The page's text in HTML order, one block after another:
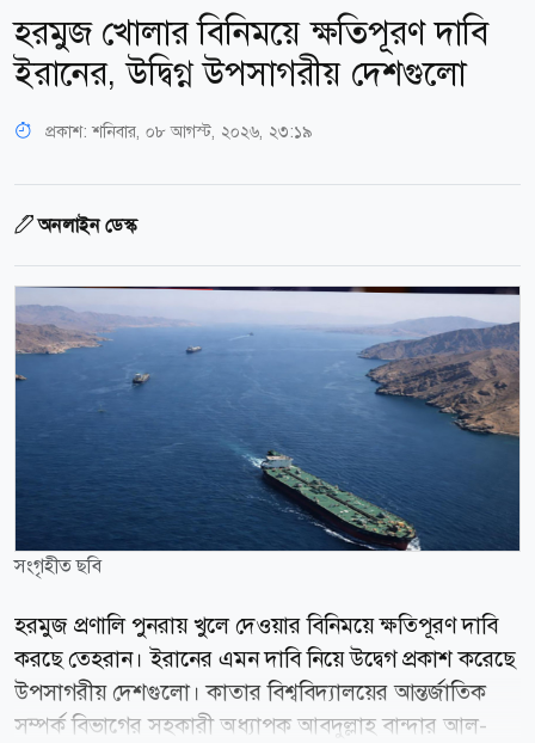
হরমুজ খোলার বিনিময়ে ক্ষতিপূরণ দাবি
ইরানের, উদ্বিগ্ন উপসাগরীয় দেশগুলো
প্রকাশ:শনিবার, ০৮ আগস্ট, ২০২৬, ২৩:১৯
অনলাইন ডেস্ক
সংগৃহীত ছবি
হরমুজ প্রণালি পুনরায় খুলে দেওয়ার বিনিময়ে ক্ষতিপূরণ দাবি
করছে তেহরান। ইরানের এমন দাবি নিয়ে উদ্বেগ প্রকাশ করেছে
উপসাগরীয় দেশগুলো। কাতার বিশ্ববিদ্যালয়ের আন্তর্জাতিক
সম্পর্ক বিভাগের সহকারী অধ্যাপক আবদুল্লাহ বান্দার আল-